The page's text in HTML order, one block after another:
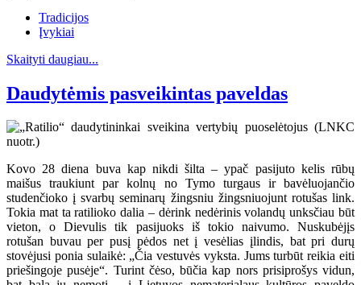
Tradicijos
Įvykiai
Skaityti daugiau...
Daudytėmis pasveikintas paveldas
Kovo 28 diena buva kap nikdi šilta – ypač pasijuto kelis rūbų
maišus traukiunt par kolnų no Tymo turgaus ir bavėluojančio
studenčioko į svarbų seminarų žingsniu žingsniuojunt rotušas link.
Tokia mat ta ratilioko dalia – dėrink nedėrinis volandų unksčiau būt
vieton, o Dievulis tik pasijuoks iš tokio naivumo. Nuskubėjįs
rotušan buvau per pusį pėdos net į vesėlias įlindis, bat pri durų
stovėjusi ponia sulaikė: „Čia vestuvės vyksta. Jums turbūt reikia eiti
priešingoje pusėje“. Turint čėso, būčia kap nors prisiprošys vidun,